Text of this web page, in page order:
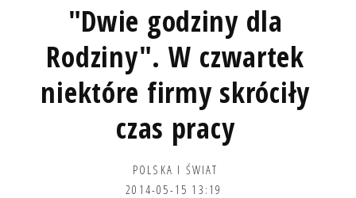
"Dwie godziny dla
Rodziny". W czwartek
niektóre firmy skróciły
czas pracy
POLSKA I ŚWIAT
2014-05-15 13:19